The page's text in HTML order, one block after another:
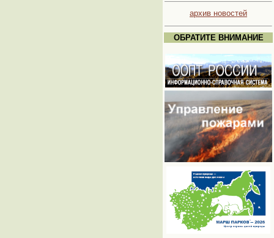
архив новостей
ОБРАТИТЕ ВНИМАНИЕ